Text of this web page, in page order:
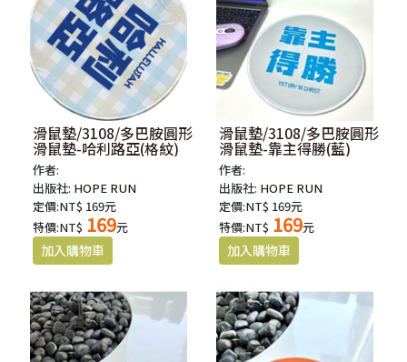
滑鼠墊/3108/多巴胺圓形
滑鼠墊-哈利路亞(格紋)
作者:
出版社: HOPE RUN
定價:NT$ 169元
特價:NT$ 169元
滑鼠墊/3108/多巴胺圓形
滑鼠墊-靠主得勝(藍)
作者:
出版社: HOPE RUN
定價:NT$ 169元
特價:NT$ 169元